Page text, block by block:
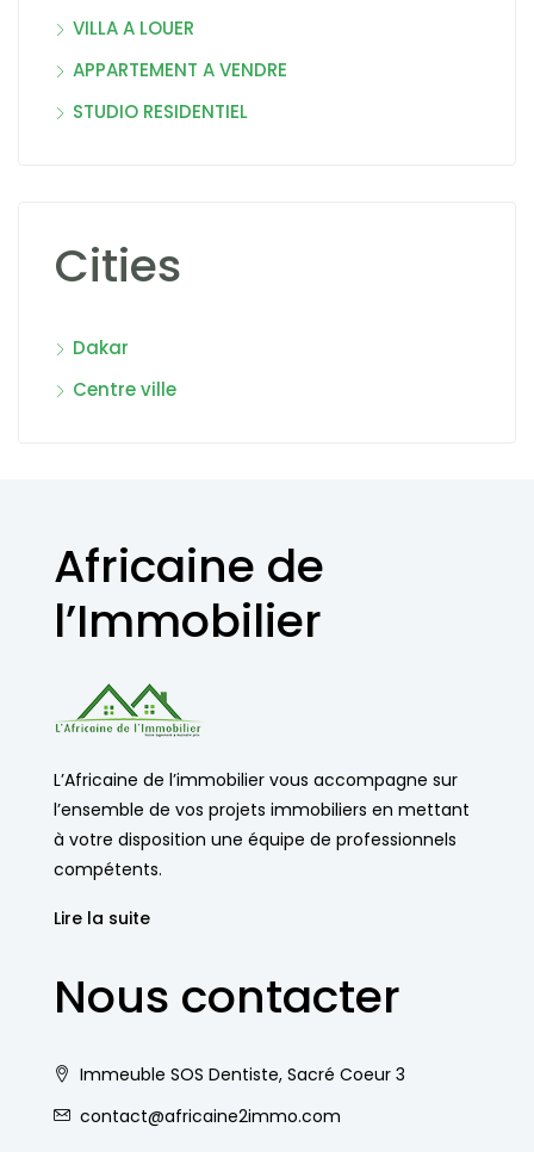
VILLA A LOUER
APPARTEMENT A VENDRE
STUDIO RESIDENTIEL
Cities
Dakar
Centre ville
Africaine de
l’Immobilier
L’Africaine de l’immobilier vous accompagne sur
l’ensemble de vos projets immobiliers en mettant
à votre disposition une équipe de professionnels
compétents.
Lire la suite
Nous contacter
Immeuble SOS Dentiste, Sacré Coeur 3
contact@africaine2immo.com